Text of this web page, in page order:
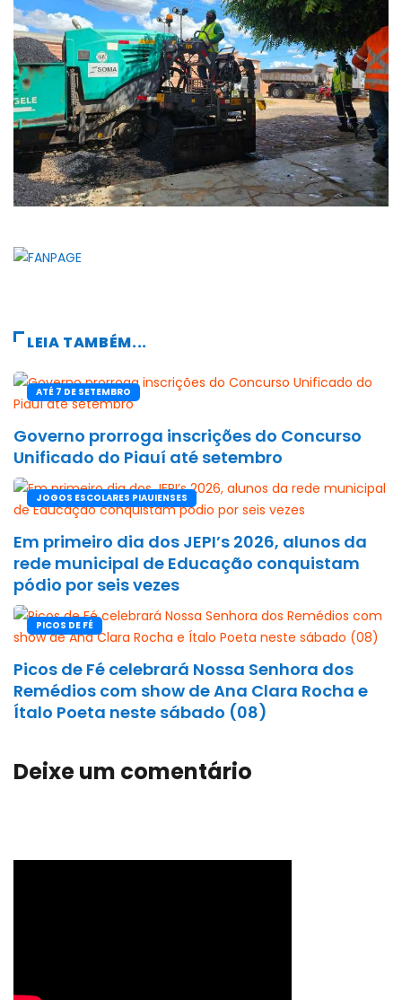
LEIA TAMBÉM...
ATÉ 7 DE SETEMBRO
Governo prorroga inscrições do Concurso
Unificado do Piauí até setembro
JOGOS ESCOLARES PIAUIENSES
Em primeiro dia dos JEPI’s 2026, alunos da
rede municipal de Educação conquistam
pódio por seis vezes
PICOS DE FÉ
Picos de Fé celebrará Nossa Senhora dos
Remédios com show de Ana Clara Rocha e
Ítalo Poeta neste sábado (08)
Deixe um comentário